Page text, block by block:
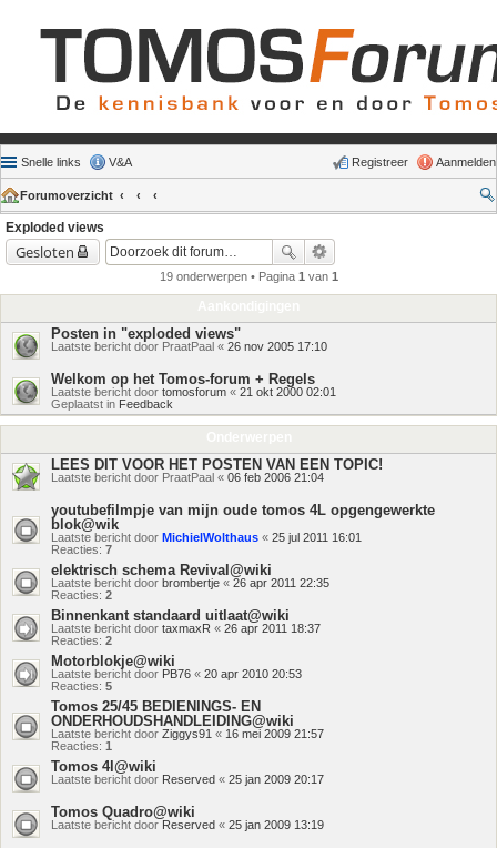
Snelle links V&A Aanmelden
Registreer
Forumoverzicht
Exploded views
Gesloten
19 onderwerpen • Pagina 1 van 1
Posten in "exploded views"
Laatste bericht door PraatPaal « 26 nov 2005 17:10
Welkom op het Tomos-forum + Regels
Laatste bericht door tomosforum « 21 okt 2000 02:01
Geplaatst in Feedback
LEES DIT VOOR HET POSTEN VAN EEN TOPIC!
Laatste bericht door PraatPaal « 06 feb 2006 21:04
youtubefilmpje van mijn oude tomos 4L opgengewerkte
blok@wik
Laatste bericht door MichielWolthaus « 25 jul 2011 16:01
Reacties: 7
elektrisch schema Revival@wiki
Laatste bericht door brombertje « 26 apr 2011 22:35
Reacties: 2
Binnenkant standaard uitlaat@wiki
Laatste bericht door taxmaxR « 26 apr 2011 18:37
Reacties: 2
Motorblokje@wiki
Laatste bericht door PB76 « 20 apr 2010 20:53
Reacties: 5
Tomos 25/45 BEDIENINGS- EN
ONDERHOUDSHANDLEIDING@wiki
Laatste bericht door Ziggys91 « 16 mei 2009 21:57
Reacties: 1
Tomos 4l@wiki
Laatste bericht door Reserved « 25 jan 2009 20:17
Tomos Quadro@wiki
Laatste bericht door Reserved « 25 jan 2009 13:19